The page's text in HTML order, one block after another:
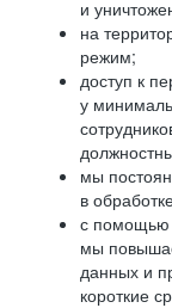
и
на
режим;
доступ к
у
мы
в
с помощью
мы
данных и
короткие